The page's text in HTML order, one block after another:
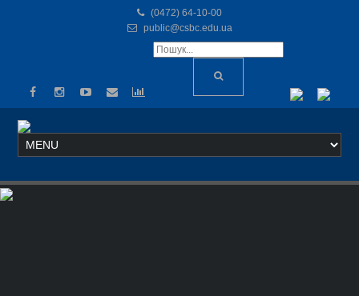
(0472) 64-10-00
public@csbc.edu.ua